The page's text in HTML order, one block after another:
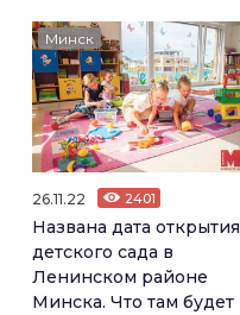
Минск
26.11.22 2401
Названа дата открытия
детского сада в
Ленинском районе
Минска. Что там будет